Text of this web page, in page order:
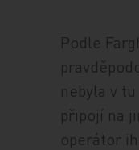
Podle
nebyla v
připojí na
operátor